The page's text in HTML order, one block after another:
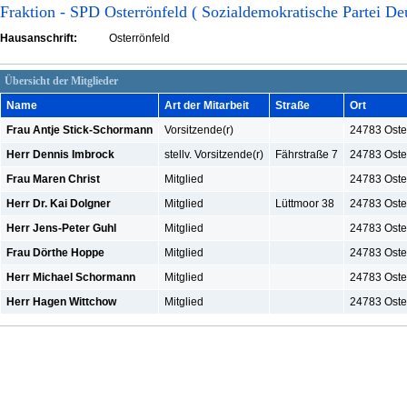
Fraktion - SPD Osterrönfeld ( Sozialdemokratische Partei
Hausanschrift: Osterrönfeld
Übersicht der Mitglieder
Name
Art der Mitarbeit Straße
Ort
Frau Antje Stick-Schormann
Vorsitzende(r)
24783
Herr Dennis Imbrock
stellv. Vorsitzende(r) Fährstraße 7
24783
Frau Maren Christ
Mitglied
24783
Herr Dr. Kai Dolgner
Mitglied Lüttmoor 38
24783
Herr Jens-Peter Guhl
Mitglied
24783
Frau Dörthe Hoppe
Mitglied
24783
Herr Michael Schormann
Mitglied
24783
Herr Hagen Wittchow
Mitglied 24783